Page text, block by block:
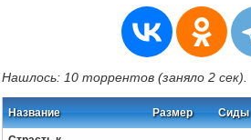
Нашлось: 10 торрентов (заняло 2 сек).
Название Размер Сиды